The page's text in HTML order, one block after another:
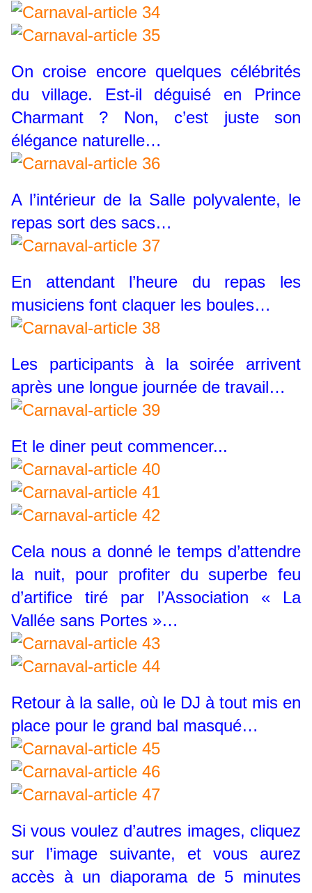
On croise encore quelques célébrités
du village. Est-il déguisé en Prince
Charmant ? Non, c’est juste son
élégance naturelle…
A l’intérieur de la Salle polyvalente, le
repas sort des sacs…
En attendant l’heure du repas les
musiciens font claquer les boules…
Les participants à la soirée arrivent
après une longue journée de travail…
Et le diner peut commencer...
Cela nous a donné le temps d’attendre
la nuit, pour profiter du superbe feu
d’artifice tiré par l’Association « La
Vallée sans Portes »…
Retour à la salle, où le DJ à tout mis en
place pour le grand bal masqué…
Si vous voulez d’autres images, cliquez
sur l’image suivante, et vous aurez
accès à un diaporama de 5 minutes